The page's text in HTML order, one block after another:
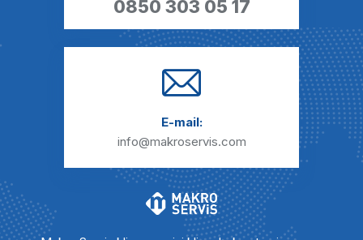
0850 303 05 17
E-mail:
info@makroservis.com